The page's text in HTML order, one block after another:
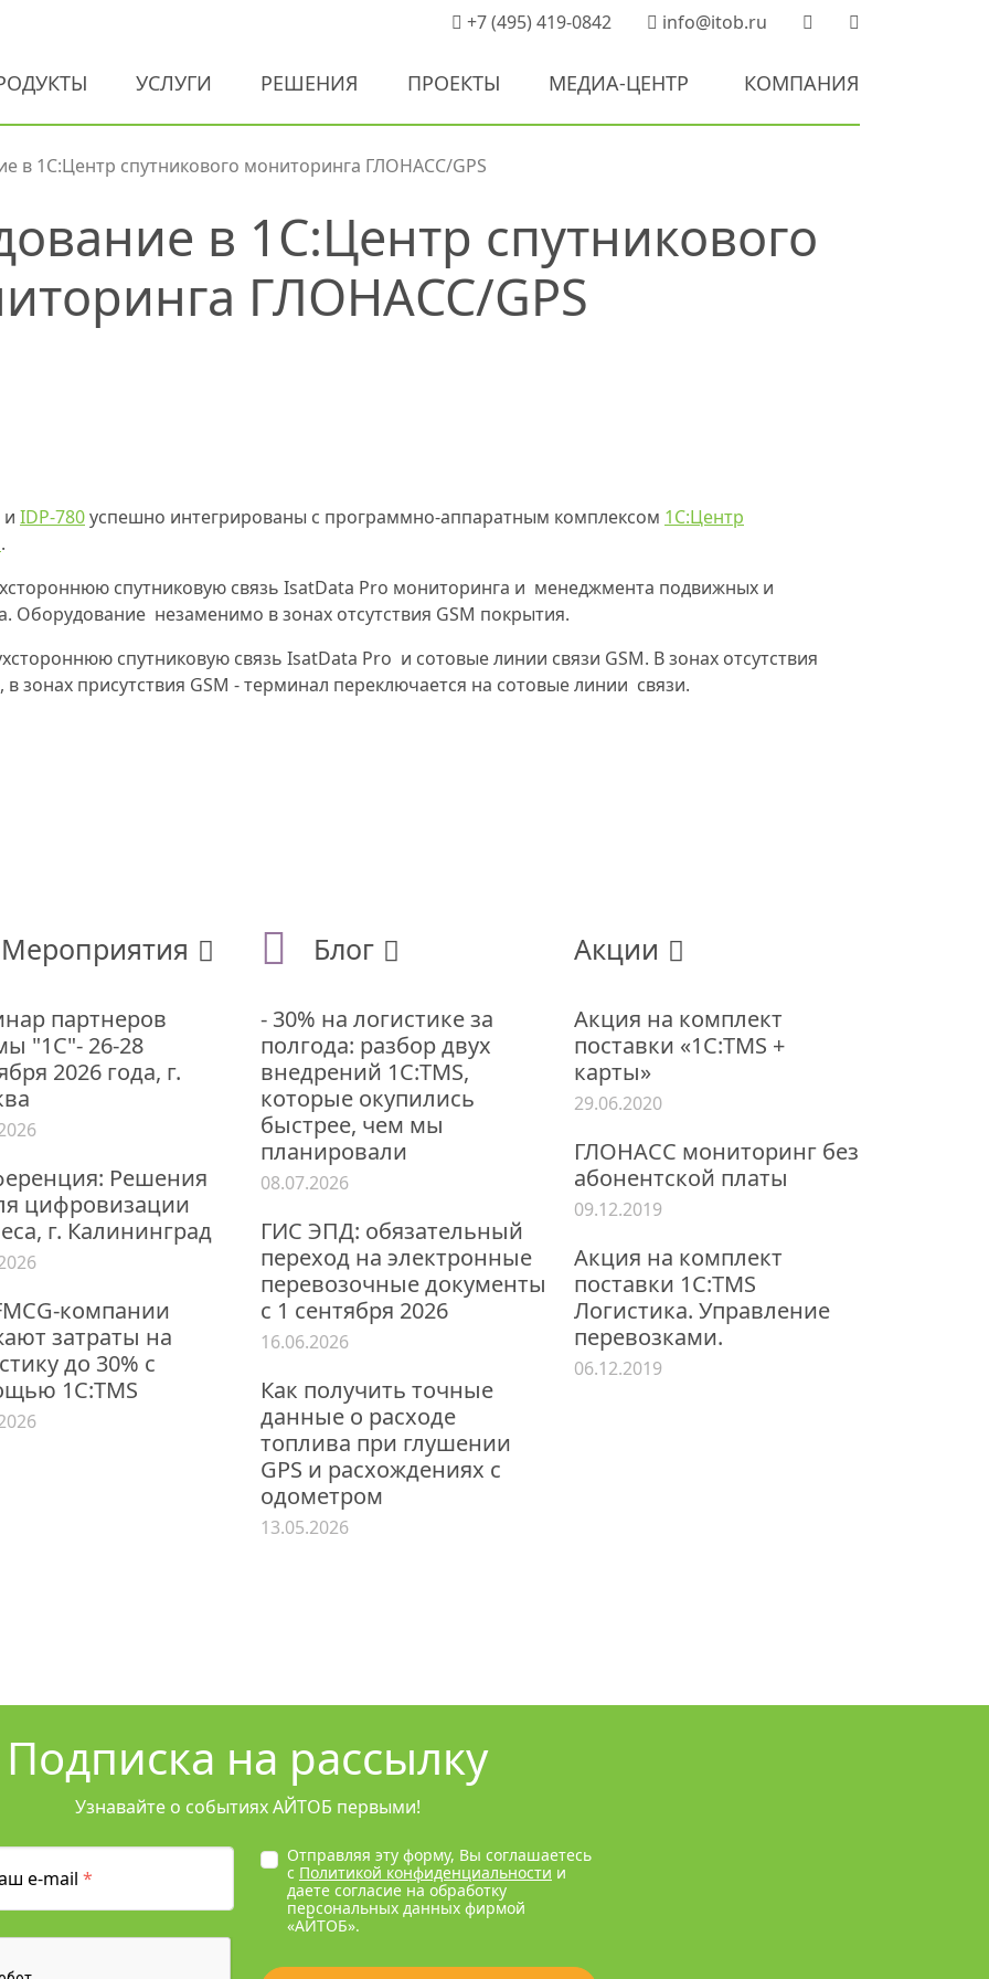
+7 (495) 419-0842 info@itob.ru
УСЛУГИ РЕШЕНИЯ ПРОЕКТЫ МЕДИА-ЦЕНТР КОМПАНИЯ
в 1С:Центр спутникового мониторинга ГЛОНАСС/GPS
в 1С:Центр спутникового
ГЛОНАСС/GPS
и IDP-780успешно интегрированы с программно-аппаратным комплексом 1С:Центр
.
спутниковую связь IsatData Pro мониторинга и менеджмента подвижных и
Оборудование незаменимо в зонах отсутствия GSM покрытия.
спутниковую связь IsatData Pro и сотовые линии связи GSM. В зонах отсутствия
зонах присутствия GSM - терминал переключается на сотовые линии связи.
Мероприятия
партнеров
"1С"- 26-28
2026 года, г.
Решения
цифровизации
г. Калининград
компании
затраты на
до 30% с
1С:TMS
Блог
- 30% на логистике за
полгода: разбор двух
внедрений 1С:TMS,
которые окупились
быстрее, чем мы
планировали
08.07.2026
ГИС ЭПД: обязательный
переход на электронные
перевозочные документы
с 1 сентября 2026
16.06.2026
Как получить точные
данные о расходе
топлива при глушении
GPS и расхождениях с
одометром
13.05.2026
Акции
Акция на комплект
поставки «1С:TMS +
карты»
29.06.2020
ГЛОНАСС мониторинг без
абонентской платы
09.12.2019
Акция на комплект
поставки 1С:TMS
Логистика. Управление
перевозками.
06.12.2019
Подписка на рассылку
Узнавайте о событиях АЙТОБ первыми!
e-mail *
Отправляя эту форму, Вы соглашаетесь
с Политикой конфиденциальности и
даете согласие на обработку
персональных данных фирмой
«АЙТОБ».